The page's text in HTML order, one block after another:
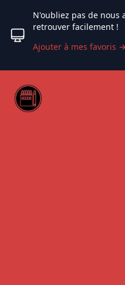
N'oubliez pas de nous
retrouver facilement !
Ajouter à mes favoris →
Web coloriage